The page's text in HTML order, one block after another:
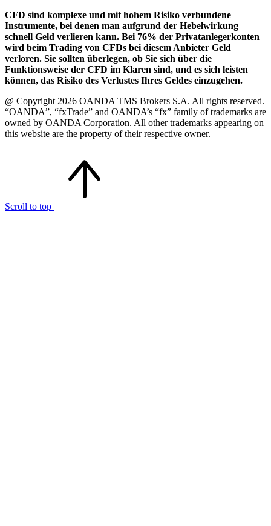
CFD sind komplexe und mit hohem Risiko verbundene
Instrumente, bei denen man aufgrund der Hebelwirkung
schnell Geld verlieren kann. Bei 76% der Privatanlegerkonten
wird beim Trading von CFDs bei diesem Anbieter Geld
verloren. Sie sollten überlegen, ob Sie sich über die
Funktionsweise der CFD im Klaren sind, und es sich leisten
können, das Risiko des Verlustes Ihres Geldes einzugehen.
@ Copyright 2026 OANDA TMS Brokers S.A. All rights reserved.
“OANDA”, “fxTrade” and OANDA’s “fx” family of trademarks are
owned by OANDA Corporation. All other trademarks appearing on
this website are the property of their respective owner.
Scroll to top